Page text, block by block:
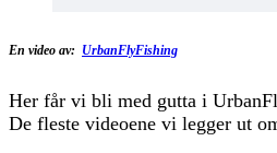
En video av: UrbanFlyFishing
Her får vi bli med gutta i
De fleste videoene vi legger ut